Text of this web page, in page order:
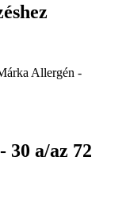
Allergén -
30 a/az 72